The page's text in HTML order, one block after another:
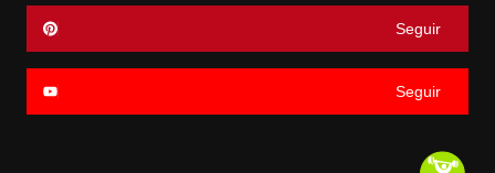
Seguir
Seguir